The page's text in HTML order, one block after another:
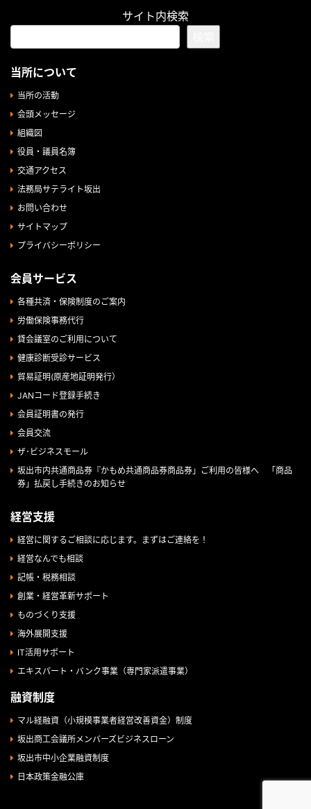
サイト内検索
当所について
当所の活動
会頭メッセージ
組織図
役員・議員名簿
交通アクセス
法務局サテライト坂出
お問い合わせ
サイトマップ
プライバシーポリシー
会員サービス
各種共済・保険制度のご案内
労働保険事務代行
貸会議室のご利用について
健康診断受診サービス
貿易証明(原産地証明発行）
JANコード登録手続き
会員証明書の発行
会員交流
ザ･ビジネスモール
坂出市内共通商品券『かもめ共通商品券商品券」ご利用の皆様へ 「商品
券」払戻し手続きのお知らせ
経営支援
経営に関するご相談に応じます。まずはご連絡を！
経営なんでも相談
記帳・税務相談
創業・経営革新サポート
ものづくり支援
海外展開支援
IT活用サポート
エキスパート・バンク事業（専門家派遣事業）
融資制度
マル経融資（小規模事業者経営改善資金）制度
坂出商工会議所メンバーズビジネスローン
坂出市中小企業融資制度
日本政策金融公庫